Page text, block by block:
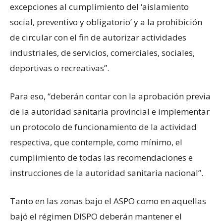
excepciones al cumplimiento del ‘aislamiento
social, preventivo y obligatorio’ y a la prohibición
de circular con el fin de autorizar actividades
industriales, de servicios, comerciales, sociales,
deportivas o recreativas”.
Para eso, “deberán contar con la aprobación previa
de la autoridad sanitaria provincial e implementar
un protocolo de funcionamiento de la actividad
respectiva, que contemple, como mínimo, el
cumplimiento de todas las recomendaciones e
instrucciones de la autoridad sanitaria nacional”.
Tanto en las zonas bajo el ASPO como en aquellas
bajó el régimen DISPO deberán mantener el